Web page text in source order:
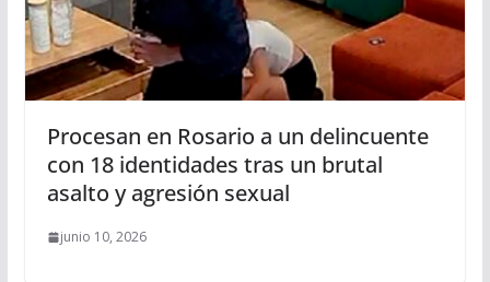
Procesan en Rosario a un delincuente
con 18 identidades tras un brutal
asalto y agresión sexual
junio 10, 2026